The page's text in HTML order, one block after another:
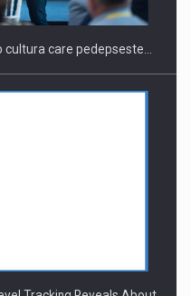
cultura care pedepseste…